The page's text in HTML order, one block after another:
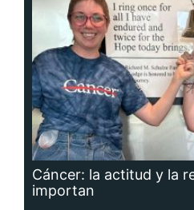
Cáncer: la actitud y la
importan